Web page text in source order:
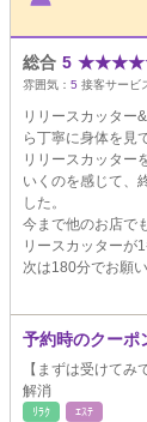
総合 5 ★★★★
雰囲気： 5 接客サービ
リリースカッター
ら丁寧に身体を見
リリースカッター
いくのを感じて、
した。
今まで他のお店で
リースカッターが
次は180分でお願
予約時のクーポ
【まずは受けて
解消
ﾘﾗｸ ｴｽﾃ